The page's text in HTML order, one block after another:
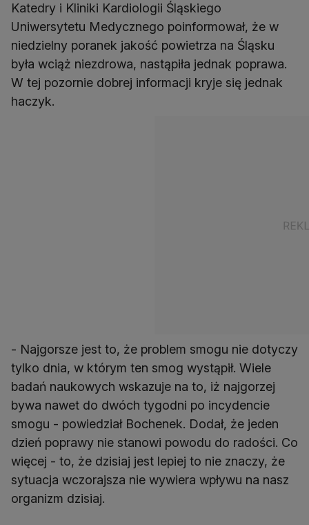
Katedry i Kliniki Kardiologii Śląskiego
Uniwersytetu Medycznego poinformował, że w
niedzielny poranek jakość powietrza na Śląsku
była wciąż niezdrowa, nastąpiła jednak poprawa.
W tej pozornie dobrej informacji kryje się jednak
haczyk.
- Najgorsze jest to, że problem smogu nie dotyczy
tylko dnia, w którym ten smog wystąpił. Wiele
badań naukowych wskazuje na to, iż najgorzej
bywa nawet do dwóch tygodni po incydencie
smogu - powiedział Bochenek. Dodał, że jeden
dzień poprawy nie stanowi powodu do radości. Co
więcej - to, że dzisiaj jest lepiej to nie znaczy, że
sytuacja wczorajsza nie wywiera wpływu na nasz
organizm dzisiaj.